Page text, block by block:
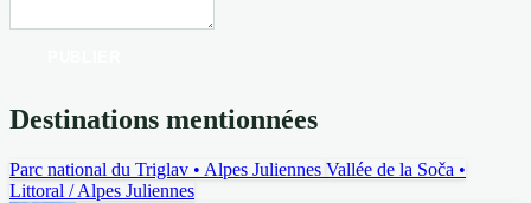
Destinations mentionnées
Parc national du Triglav • Alpes Juliennes Vallée de la Soča •
Littoral / Alpes Juliennes